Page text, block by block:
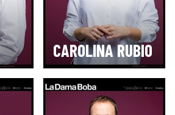
CAROLINA RUBIO